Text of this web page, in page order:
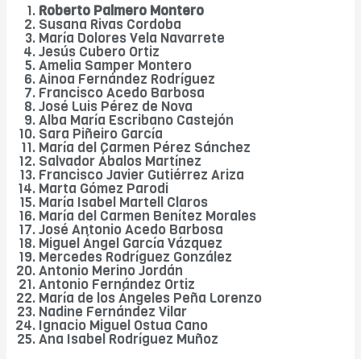
Roberto Palmero Montero
Susana Rivas Cordoba
María Dolores Vela Navarrete
Jesús Cubero Ortiz
Amelia Samper Montero
Ainoa Fernández Rodríguez
Francisco Acedo Barbosa
José Luis Pérez de Nova
Alba María Escribano Castejón
Sara Piñeiro García
María del Carmen Pérez Sánchez
Salvador Ábalos Martínez
Francisco Javier Gutiérrez Ariza
Marta Gómez Parodi
María Isabel Martell Claros
María del Carmen Benítez Morales
José Antonio Acedo Barbosa
Miguel Ángel García Vázquez
Mercedes Rodríguez González
Antonio Merino Jordán
Antonio Fernández Ortiz
María de los Ángeles Peña Lorenzo
Nadine Fernández Vilar
Ignacio Miguel Ostua Cano
Ana Isabel Rodríguez Muñoz